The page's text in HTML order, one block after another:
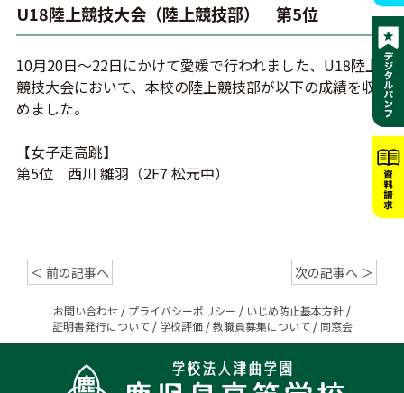
U18陸上競技大会（陸上競技部） 第5位
10月20日～22日にかけて愛媛で行われました、U18陸上
競技大会において、本校の陸上競技部が以下の成績を収
めました。
【女子走高跳】
第5位 西川 雛羽（2F7 松元中）
＜ 前の記事へ 次の記事へ ＞
お問い合わせ / プライバシーポリシー / いじめ防止基本方針 /
証明書発行について / 学校評価/教職員募集について / 同窓会